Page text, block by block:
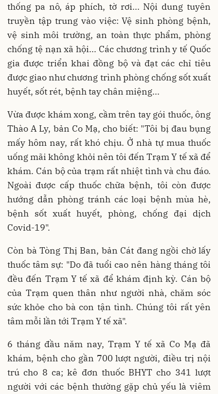
thống pa nô, áp phích, tờ rơi... Nội dung tuyên
truyền tập trung vào việc: Vệ sinh phòng bệnh,
vệ sinh môi trường, an toàn thực phẩm, phòng
chống tệ nạn xã hội... Các chương trình y tế Quốc
gia được triển khai đồng bộ và đạt các chỉ tiêu
được giao như chương trình phòng chống sốt xuất
huyết, sốt rét, bệnh tay chân miệng...
Vừa được khám xong, cầm trên tay gói thuốc, ông
Thào A Ly, bản Co Mạ, cho biết: "Tôi bị đau bụng
mấy hôm nay, rất khó chịu. Ở nhà tự mua thuốc
uống mãi không khỏi nên tôi đến Trạm Y tế xã để
khám. Cán bộ của trạm rất nhiệt tình và chu đáo.
Ngoài được cấp thuốc chữa bệnh, tôi còn được
hướng dẫn phòng tránh các loại bệnh mùa hè,
bệnh sốt xuất huyết, phòng, chống đại dịch
Covid-19".
Còn bà Tòng Thị Ban, bản Cát đang ngồi chờ lấy
thuốc tâm sự: "Do đã tuổi cao nên hàng tháng tôi
đều đến Trạm Y tế xã để khám định kỳ. Cán bộ
của Trạm quen thân như người nhà, chăm sóc
sức khỏe cho bà con tận tình. Chúng tôi rất yên
tâm mỗi lần tới Trạm Y tế xã".
6 tháng đầu năm nay, Trạm Y tế xã Co Mạ đã
khám, bệnh cho gần 700 lượt người, điều trị nội
trú cho 8 ca; kê đơn thuốc BHYT cho 341 lượt
người với các bệnh thường gặp chủ yếu là viêm